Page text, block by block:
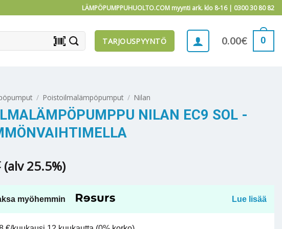
LÄMPÖPUMPPUHUOLTO.COM myynti ark. klo 8-16 | 0300 30 80 82
barcode_scanner TARJOUSPYYNTÖ 0.00€ 0
/ Poistoilmalämpöpumput / Nilan
NILAN EC9 SOL -
(alv 25.5%)
myöhemmin Lue lisää